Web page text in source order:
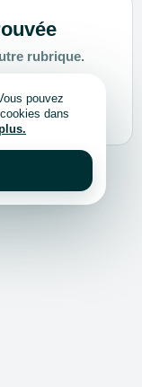
rubrique.
pouvez
dans